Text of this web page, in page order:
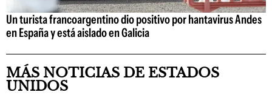
Un turista francoargentino dio positivo por hantavirus Andes
en España y está aislado en Galicia
MÁS NOTICIAS DE ESTADOS
UNIDOS